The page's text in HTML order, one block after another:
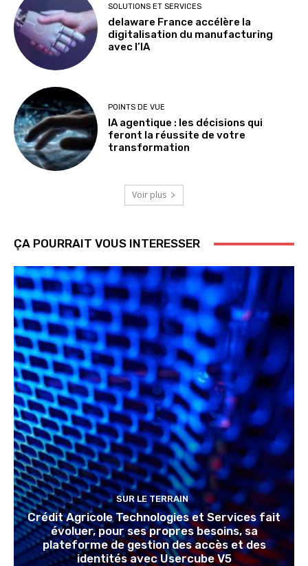
SOLUTIONS ET SERVICES
delaware France accélère la
digitalisation du manufacturing
avec l’IA
POINTS DE VUE
IA agentique : les décisions qui
feront la réussite de votre
transformation
Voir plus
ÇA POURRAIT VOUS INTERESSER
SUR LE TERRAIN
Crédit Agricole Technologies et Services fait
évoluer, pour ses propres besoins, sa
plateforme de gestion des accès et des
identités avec Usercube V5